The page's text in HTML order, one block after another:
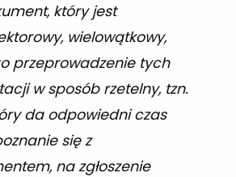
który jest
wielowątkowy,
przeprowadzenie tych
w sposób rzetelny, tzn.
da odpowiedni czas
się z
na zgłoszenie